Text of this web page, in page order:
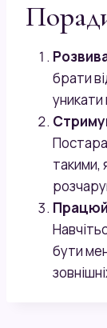
брати
такими,
бути